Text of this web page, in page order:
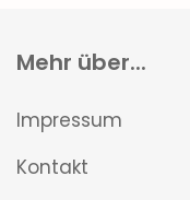
Mehr über...
Impressum
Kontakt